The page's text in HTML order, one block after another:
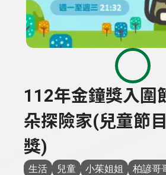
112年金鐘獎入圍
朵探險家(兒童節
獎)
生活 兒童 小茱姐姐
柏諺哥